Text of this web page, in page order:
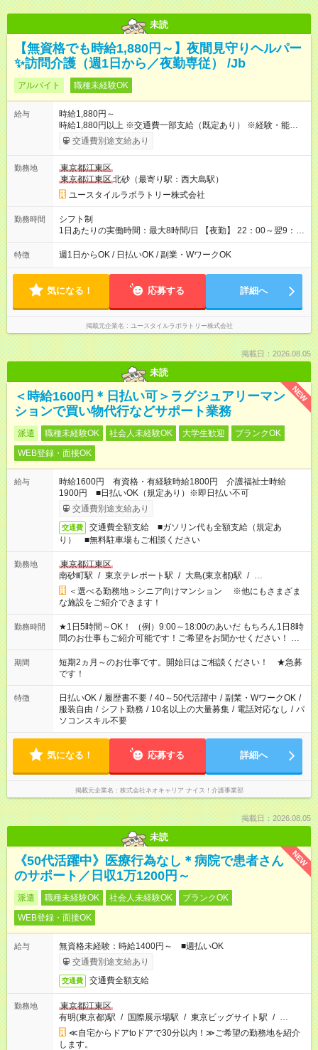
未読
【無資格でも時給1,880円～】夜間見守りヘルパー
✨訪問介護（週1日から／夜勤専従） /Jb
アルバイト 職種未経験OK
給与
時給1,880円～
時給1,880円以上 ※交通費一部支給（既定あり） ※経験・能力を
考慮して決定します 【収入例】 週1回勤務の場合：1,880円×8時
間×4回=6万0,160円 週3回勤務の場合：1,880円×8時間×12回
月 ※ 雇用形態と給与に、本採用時と異なる部分があります。 雇
用形態：本採用時と同じです。 給与：時給 1,660円以上
交通費別途支給あり
勤務地
東京都江東区
東京都江東区北砂（最寄り駅：西大島駅）
ユースタイルラボラトリー株式会社
勤務時間
シフト制
1日あたりの実働時間：最大8時間/日 【夜勤】 22：00～翌9：
00 ※週1日～OK ／ 夜勤専従 ＊＊ 勤務時間例 ＊＊ ■22時か
ら翌7時 ■23時から翌8時 ■24時から翌9時 など ※上記の時間
ます。 ※曜日固定（毎週同じ曜日での勤務となります）
特徴 週1日からOK / 日払いOK / 副業・WワークOK
気になる！ 応募する 詳細へ
掲載元企業名 ユースタイルラボラトリー株式会社
掲載日：2026.08.05
未読
NEW
＜時給1600円＊日払い可＞ラグジュアリーマン
ションで買い物代行などサポート業務
派遣 職種未経験OK 社会人未経験OK 大学生歓迎
ブランクOK
WEB登録・面接OK
給与
時給1600円 有資格・有経験時給1800円 介護福祉士時給
1900円 ■日払いOK（規定あり）※即日払い不可
交通費別途支給あり
交通費
交通費全額支給 ■ガソリン代も全額支給（規定あ
り） ■無料駐車場もご相談ください
勤務地
東京都江東区
南砂町駅 / 東京テレポート駅 / 大島(東京都)駅 / …
＜選べる勤務地＞シニア向けマンション ※他にもさまざま
な施設をご紹介できます！
勤務時間
★1日5時間～OK！ （例）9:00～18:00のあいだ もちろん1日8時
間のお仕事もご紹介可能です！ご希望をお聞かせください！ ★
家庭の都合でお休みが必要な場合も遠慮なくご相談ください。
※週最低15時間以上の勤務が必要です
期間
短期2ヵ月～のお仕事です。開始日はご相談ください！ ★急募
です！
特徴 日払いOK / 履歴書不要 / 40～50代活躍中 / 副業・WワークOK /
服装自由 / シフト勤務 / 10名以上の大量募集 / 電話対応なし / パ
ソコンスキル不要
気になる！ 応募する 詳細へ
掲載元企業名 株式会社ネオキャリア ナイス！介護事業部
掲載日：2026.08.05
未読
NEW
《50代活躍中》医療行為なし＊病院で患者さん
のサポート／日収1万1200円～
派遣 職種未経験OK 社会人未経験OK
ブランクOK
WEB登録・面接OK
給与
無資格未経験：時給1400円～ ■週払いOK
交通費別途支給あり
交通費 交通費全額支給
勤務地
東京都江東区
有明(東京都)駅 / 国際展示場駅 / 東京ビッグサイト駅 / …
≪自宅からドアtoドアで30分以内！≫ご希望の勤務地を紹介
します。